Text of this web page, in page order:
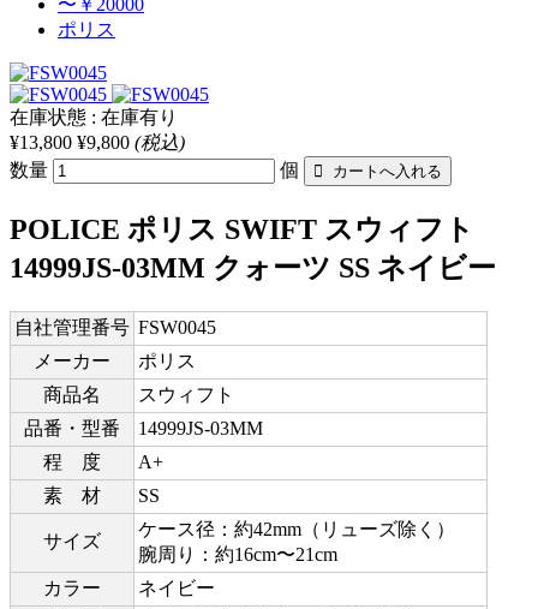
ポリス
在庫状態 : 在庫有り
¥13,800 ¥9,800 (税込)
数量
個
POLICE ポリス SWIFT スウィフト
14999JS-03MM クォーツ SS ネイビー
自社管理番号 FSW0045
メーカー
ポリス
商品名
スウィフト
品番・型番
14999JS-03MM
程 度
A+
素 材
SS
サイズ
ケース径：約42mm（リューズ除く）
腕周り：約16cm〜21cm
カラー
ネイビー